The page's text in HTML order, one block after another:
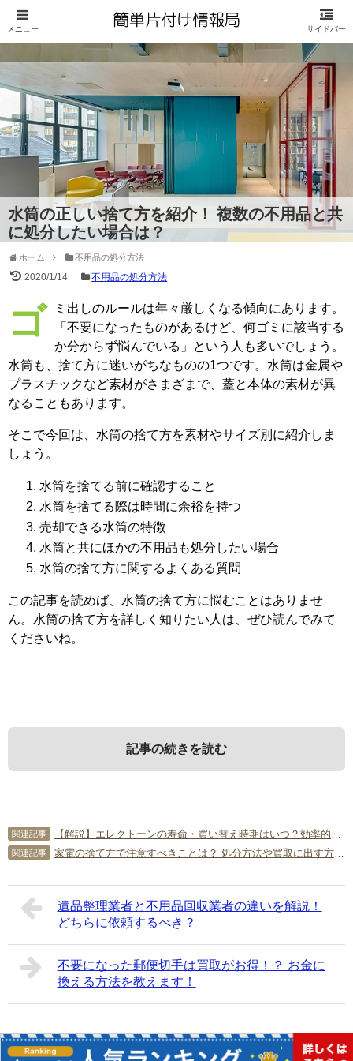
水筒の正しい捨て方を紹介！ 複数の不用品と共
に処分したい場合は？
ホーム 不用品の処分方法
2020/1/14 不用品の処分方法
ゴミ出しのルールは年々厳しくなる傾向にあります。
「不要になったものがあるけど、何ゴミに該当する
か分からず悩んでいる」という人も多いでしょう。
水筒も、捨て方に迷いがちなものの1つです。水筒は金属や
プラスチックなど素材がさまざまで、蓋と本体の素材が異
なることもあります。
そこで今回は、水筒の捨て方を素材やサイズ別に紹介しま
しょう。
水筒を捨てる前に確認すること
水筒を捨てる際は時間に余裕を持つ
売却できる水筒の特徴
水筒と共にほかの不用品も処分したい場合
水筒の捨て方に関するよくある質問
この記事を読めば、水筒の捨て方に悩むことはありませ
ん。水筒の捨て方を詳しく知りたい人は、ぜひ読んでみて
くださいね。
記事の続きを読む
1．水筒を捨てる前に確認すること
注意点を紹介します。
水筒の素材を確認する
水筒は、金属・プラスチック・ガラスなどの素材でできて
います。素材によってゴミの区分が異なることもあるでし
も珍しくありません。自治体によっては、水筒を分解して
捨てる必要があります。
3．売却できる水筒の特徴
イクルも難しいので、下取りはほとんど行われていませ
ん。古くなったら捨てて買い替えるのが一般的です。ただ
し、未使用の水筒は数百円前後で売却できる可能性がある
でしょう。一度でも使ったら、衛生上売却は難しくなりま
す。水筒は家で保管しておくだけで劣化するので、不要に
なったらできるだけ早く売却することが大切です。
未使用の水筒は売却できる可
5．水筒の捨て方に関するよくある質
問
Q．水筒は金属として売却できるでしょうか？
A．金属として売却するには、量が必要です。1つや2つで
は難しいでしょう。
A．破片を取りだして新聞紙でくるみ、割れ物であることを
記載して捨ててください。魔法瓶は自治体のルールに沿っ
関連記事 【解説】エレクトーンの寿命・買い替え時期はいつ？効率的な処分法もご紹介！
関連記事 家電の捨て方で注意すべきことは？ 処分方法や買取に出す方法を解説
遺品整理業者と不用品回収業者の違いを解説！
どちらに依頼するべき？
不要になった郵便切手は買取がお得！？ お金に
換える方法を教えます！
Copyright© 簡単片付け情報局 All Rights Reserved.